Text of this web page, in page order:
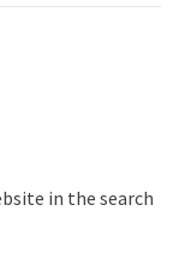
in the search